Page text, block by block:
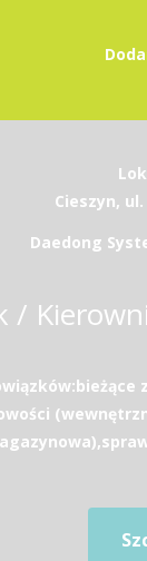
Cieszyn,
Daedong